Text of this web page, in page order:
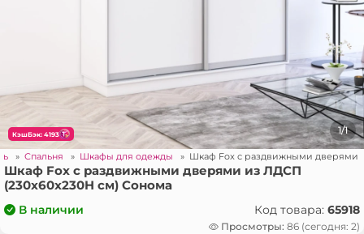
КэшБэк: 4193 1/1
» Спальня » Шкафы для одежды » Шкаф Fox с раздвижными дверями
Шкаф Fox с раздвижными дверями из ЛДСП
(230x60x230H см) Сонома
В наличии Код товара: 65918
Просмотры: 86 (сегодня: 2)